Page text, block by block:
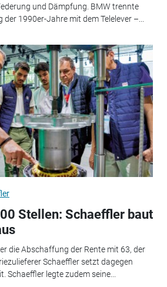
und Dämpfung. BMW trennte
1990er-Jahre mit dem Telelever –...
Stellen: Schaeffler baut
die Abschaffung der Rente mit 63, der
Schaeffler setzt dagegen
Schaeffler legte zudem seine...